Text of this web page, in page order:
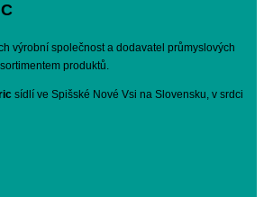
výrobní společnost a dodavatel průmyslových
produktů.
sídlí ve Spišské Nové Vsi na Slovensku, v srdci